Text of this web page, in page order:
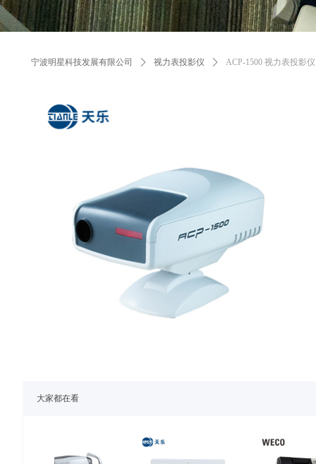
宁波明星科技发展有限公司 ꄲ 视力表投影仪 ꄲ ACP-1500 视力表投影仪
大家都在看